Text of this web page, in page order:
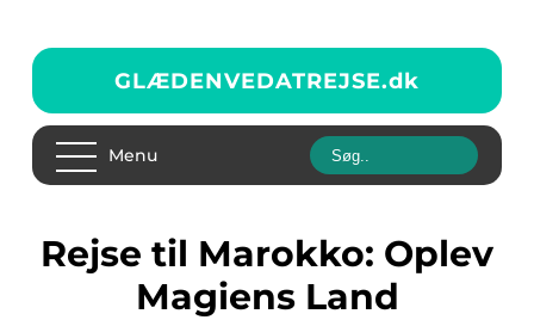
GLÆDENVEDATREJSE.dk
Menu
Rejse til Marokko: Oplev
Magiens Land